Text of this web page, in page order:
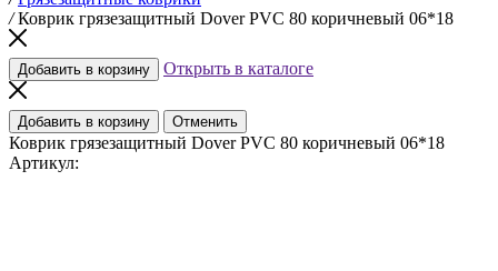
/ Коврик грязезащитный Dover PVC 80 коричневый 06*18
Добавить в корзину Открыть в каталоге
Добавить в корзину Отменить
Коврик грязезащитный Dover PVC 80 коричневый 06*18
Артикул: